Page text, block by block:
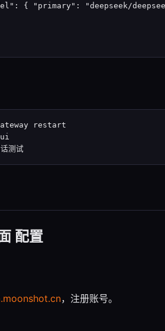
{ "primary": "deepseek/
restart
测试
配置
，注册账号。